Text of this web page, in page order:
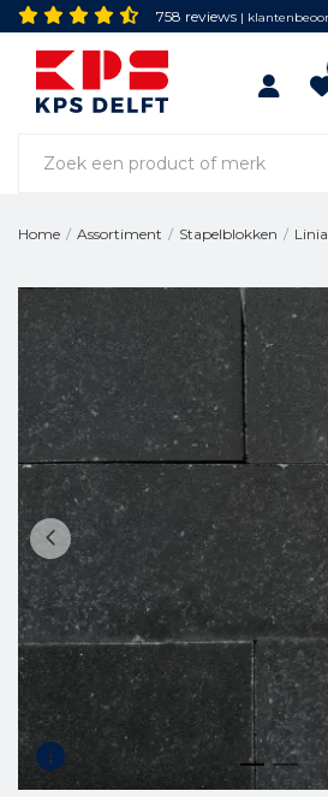
758 reviews |
Home / Assortiment / Stapelblokken /